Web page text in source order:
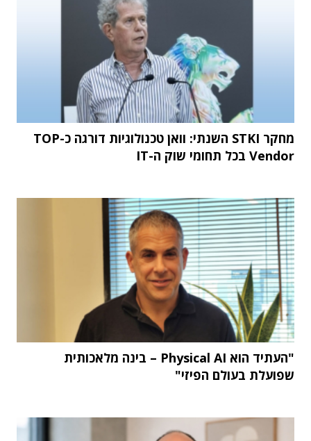
מחקר STKI השנתי: וואן טכנולוגיות דורגה כ-TOP
Vendor בכל תחומי שוק ה-IT
"העתיד הוא Physical AI – בינה מלאכותית
שפועלת בעולם הפיזי"